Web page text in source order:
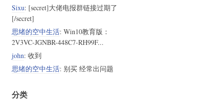
Sixu: [secret]大佬电报群链接过期了
[/secret]
思绪的空中生活: Win10教育版：
2V3VC-JGNBR-448C7-RH99F...
john: 收到
思绪的空中生活: 别买 经常出问题
分类